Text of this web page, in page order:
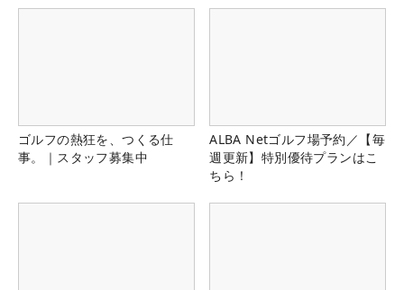
ゴルフの熱狂を、つくる仕
事。｜スタッフ募集中
ALBA Netゴルフ場予約／【毎
週更新】特別優待プランはこ
ちら！